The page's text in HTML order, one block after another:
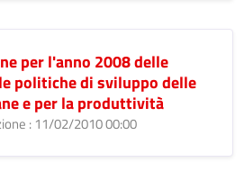
per l'anno 2008 delle
politiche di sviluppo delle
e per la produttività
: 11/02/2010 00:00